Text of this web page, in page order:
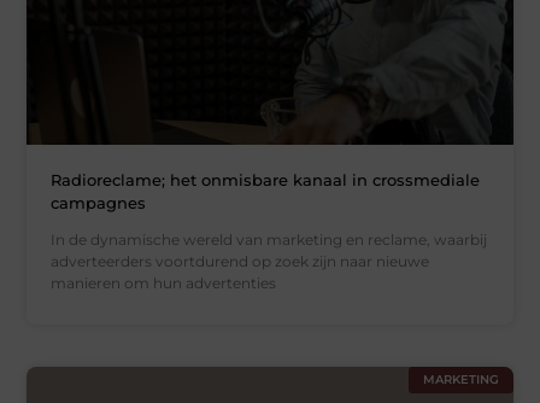
Radioreclame; het onmisbare kanaal in crossmediale
campagnes
In de dynamische wereld van marketing en reclame, waarbij
adverteerders voortdurend op zoek zijn naar nieuwe
manieren om hun advertenties
MARKETING